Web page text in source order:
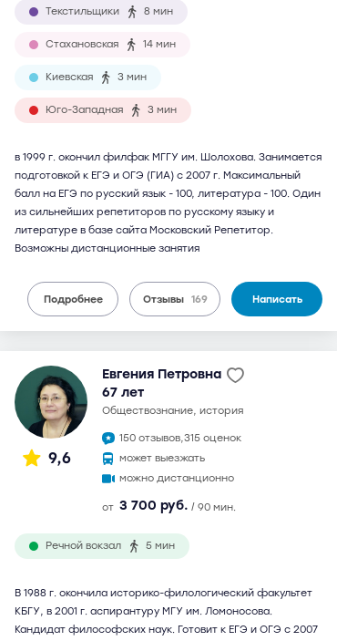
Текстильщики 8 мин
Стахановская 14 мин
Киевская 3 мин
Юго-Западная 3 мин
в 1999 г. окончил филфак МГГУ им. Шолохова. Занимается
подготовкой к ЕГЭ и ОГЭ (ГИА) с 2007 г. Максимальный
балл на ЕГЭ по русский язык - 100, литература - 100. Один
из сильнейших репетиторов по русскому языку и
литературе в базе сайта Московский Репетитор.
Возможны дистанционные занятия
Подробнее Отзывы 169 Написать
9,6
Евгения Петровна
67 лет
обществознание, история
150 отзывов,315 оценок
может выезжать
можно дистанционно
от 3 700 руб. / 90 мин.
Речной вокзал 5 мин
В 1988 г. окончила историко-филологический факультет
КБГУ, в 2001 г. аспирантуру МГУ им. Ломоносова.
Кандидат философских наук. Готовит к ЕГЭ и ОГЭ с 2007